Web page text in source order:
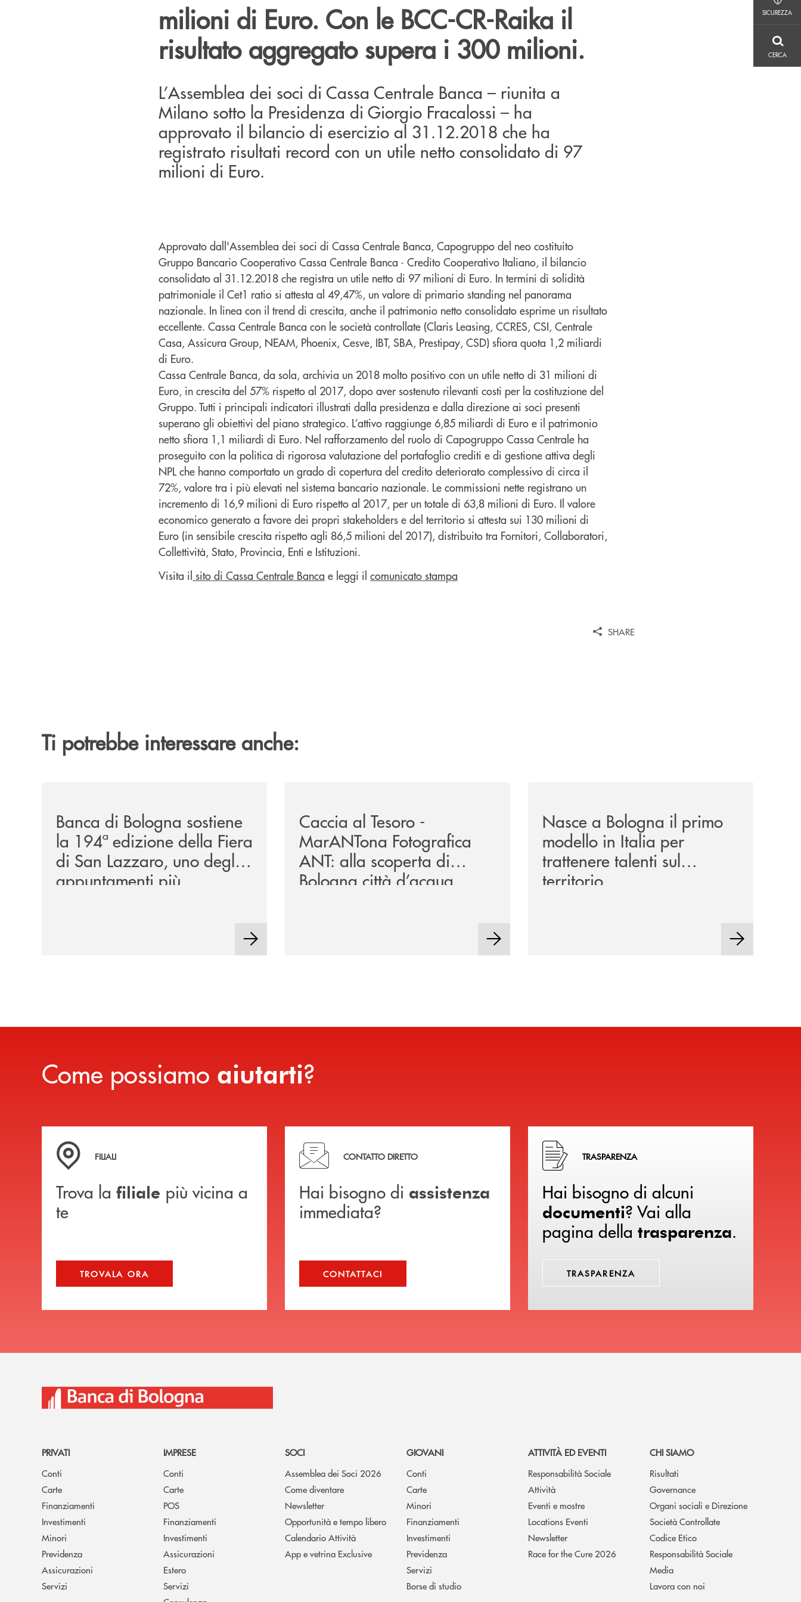
SICUREZZA
CERCA
milioni di Euro. Con le BCC-CR-Raika il
risultato aggregato supera i 300 milioni.
L’Assemblea dei soci di Cassa Centrale Banca – riunita a
Milano sotto la Presidenza di Giorgio Fracalossi – ha
approvato il bilancio di esercizio al 31.12.2018 che ha
registrato risultati record con un utile netto consolidato di 97
milioni di Euro.
Approvato dall'Assemblea dei soci di Cassa Centrale Banca, Capogruppo del neo costituito
Gruppo Bancario Cooperativo Cassa Centrale Banca - Credito Cooperativo Italiano, il bilancio
consolidato al 31.12.2018 che registra un utile netto di 97 milioni di Euro. In termini di solidità
patrimoniale il Cet1 ratio si attesta al 49,47%, un valore di primario standing nel panorama
nazionale. In linea con il trend di crescita, anche il patrimonio netto consolidato esprime un risultato
eccellente. Cassa Centrale Banca con le società controllate (Claris Leasing, CCRES, CSI, Centrale
Casa, Assicura Group, NEAM, Phoenix, Cesve, IBT, SBA, Prestipay, CSD) sfiora quota 1,2 miliardi
di Euro.
Cassa Centrale Banca, da sola, archivia un 2018 molto positivo con un utile netto di 31 milioni di
Euro, in crescita del 57% rispetto al 2017, dopo aver sostenuto rilevanti costi per la costituzione del
Gruppo. Tutti i principali indicatori illustrati dalla presidenza e dalla direzione ai soci presenti
superano gli obiettivi del piano strategico. L’attivo raggiunge 6,85 miliardi di Euro e il patrimonio
netto sfiora 1,1 miliardi di Euro. Nel rafforzamento del ruolo di Capogruppo Cassa Centrale ha
proseguito con la politica di rigorosa valutazione del portafoglio crediti e di gestione attiva degli
NPL che hanno comportato un grado di copertura del credito deteriorato complessivo di circa il
72%, valore tra i più elevati nel sistema bancario nazionale. Le commissioni nette registrano un
incremento di 16,9 milioni di Euro rispetto al 2017, per un totale di 63,8 milioni di Euro. Il valore
economico generato a favore dei propri stakeholders e del territorio si attesta sui 130 milioni di
Euro (in sensibile crescita rispetto agli 86,5 milioni del 2017), distribuito tra Fornitori, Collaboratori,
Collettività, Stato, Provincia, Enti e Istituzioni.
Visita il sito di Cassa Centrale Banca e leggi il comunicato stampa
SHARE
Ti potrebbe interessare anche:
Banca di Bologna sostiene
la 194ª edizione della Fiera
di San Lazzaro, uno degli
appuntamenti più
Caccia al Tesoro -
MarANTona Fotografica
ANT: alla scoperta di
Bologna città d’acqua
Nasce a Bologna il primo
modello in Italia per
trattenere talenti sul
territorio
Come possiamo aiutarti?
Trova la filiale più vicina a te
FILIALI
Trova la filiale più vicina a
te
TROVALA ORA
Hai bisogno di assistenza immediata?
CONTATTO DIRETTO
Hai bisogno di assistenza
immediata?
CONTATTACI
Hai bisogno di alcuni documenti ? Vai alla pagina della
TRASPARENZA
Hai bisogno di alcuni
documenti? Vai alla
pagina della trasparenza.
TRASPARENZA
PRIVATI
Conti
Carte
Finanziamenti
Investimenti
Minori
Previdenza
Assicurazioni
Servizi
IMPRESE
Conti
Carte
POS
Finanziamenti
Investimenti
Assicurazioni
Estero
Servizi
SOCI
Assemblea dei Soci 2026
Come diventare
Newsletter
Opportunità e tempo libero
Calendario Attività
App e vetrina Exclusive
GIOVANI
Conti
Carte
Minori
Finanziamenti
Investimenti
Previdenza
Servizi
Borse di studio
ATTIVITÀ ED EVENTI
Responsabilità Sociale
Attività
Eventi e mostre
Locations Eventi
Newsletter
Race for the Cure 2026
CHI SIAMO
Risultati
Governance
Organi sociali e Direzione
Società Controllate
Codice Etico
Responsabilità Sociale
Media
Lavora con noi